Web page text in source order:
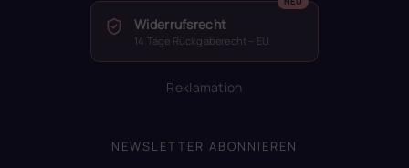
Widerrufsrecht
14 Tage Rückgaberecht – EU
Reklamation
NEWSLETTER ABONNIEREN